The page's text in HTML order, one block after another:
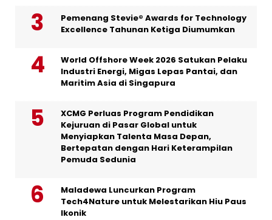
Pemenang Stevie® Awards for Technology
Excellence Tahunan Ketiga Diumumkan
World Offshore Week 2026 Satukan Pelaku
Industri Energi, Migas Lepas Pantai, dan
Maritim Asia di Singapura
XCMG Perluas Program Pendidikan
Kejuruan di Pasar Global untuk
Menyiapkan Talenta Masa Depan,
Bertepatan dengan Hari Keterampilan
Pemuda Sedunia
Maladewa Luncurkan Program
Tech4Nature untuk Melestarikan Hiu Paus
Ikonik